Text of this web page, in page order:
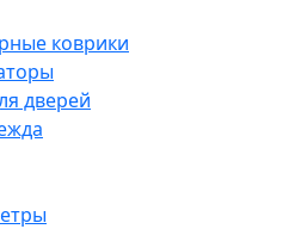
коврики
дверей